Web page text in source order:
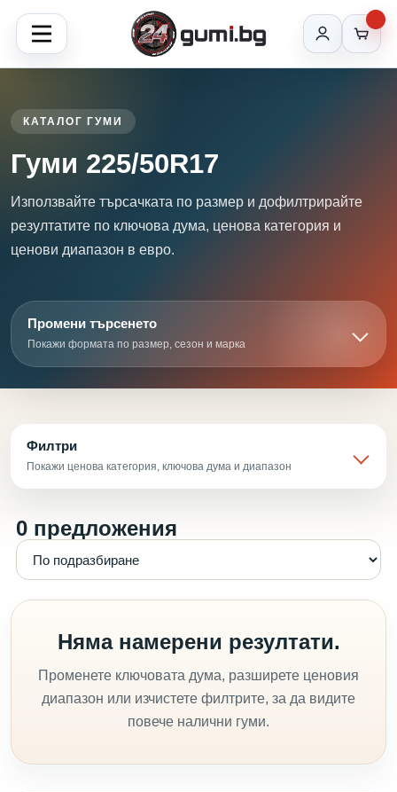
КАТАЛОГ ГУМИ
Гуми 225/50R17
Използвайте търсачката по размер и дофилтрирайте
резултатите по ключова дума, ценова категория и
ценови диапазон в евро.
Промени търсенето
Покажи формата по размер, сезон и марка
Филтри
Покажи ценова категория, ключова дума и диапазон
0 предложения
Няма намерени резултати.
Променете ключовата дума, разширете ценовия
диапазон или изчистете филтрите, за да видите
повече налични гуми.